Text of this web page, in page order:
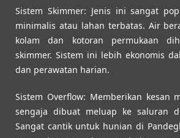
Sistem Skimmer: Jenis ini sangat
minimalis atau lahan terbatas. Air
kolam dan kotoran permukaan
skimmer. Sistem ini lebih ekonomis
dan perawatan harian.
Sistem Overflow: Memberikan kesan
sengaja dibuat meluap ke saluran
Sangat cantik untuk hunian di